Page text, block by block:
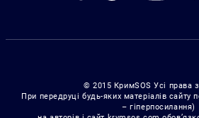
© 2015 КримSOS Усі права
При передруці будь-яких матеріалів сайту
– гіперпосилання)